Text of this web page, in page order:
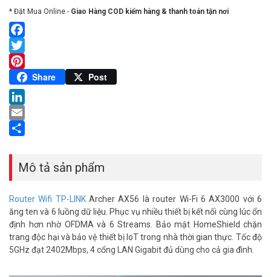
* Đặt Mua Online - Giao Hàng COD kiểm hàng & thanh toán tận nơi
Facebook
Twitter
Pinterest
Share Post
LinkedIn
Email
Mô tả sản phẩm
Router Wifi TP-LINKArcher AX56 là router Wi-Fi 6 AX3000 với 6
ăng ten và 6 luồng dữ liệu. Phục vụ nhiều thiết bị kết nối cùng lúc ổn
định hơn nhờ OFDMA và 6 Streams. Bảo mật HomeShield chặn
trang độc hại và bảo vệ thiết bị IoT trong nhà thời gian thực. Tốc độ
5GHz đạt 2402Mbps, 4 cổng LAN Gigabit đủ dùng cho cả gia đình.